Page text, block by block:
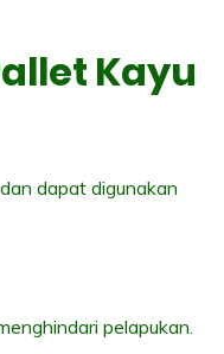
Kayu
dapat digunakan
pelapukan.